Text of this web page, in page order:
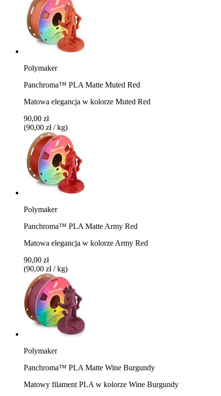
Polymaker
Panchroma™ PLA Matte Muted Red
Matowa elegancja w kolorze Muted Red
90,00 zł
(90,00 zł / kg)
Polymaker
Panchroma™ PLA Matte Army Red
Matowa elegancja w kolorze Army Red
90,00 zł
(90,00 zł / kg)
Polymaker
Panchroma™ PLA Matte Wine Burgundy
Matowy filament PLA w kolorze Wine Burgundy